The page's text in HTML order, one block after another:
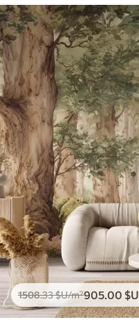
1990.001194.00$U/m²
1508.33$U/m²905 .00 $U